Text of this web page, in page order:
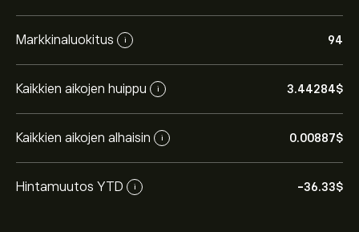
Markkinaluokitus i 94
Kaikkien aikojen huippu i 3.44284‎$‎
Kaikkien aikojen alhaisin i 0.00887‎$‎
Hintamuutos YTD i -36.33‎$‎